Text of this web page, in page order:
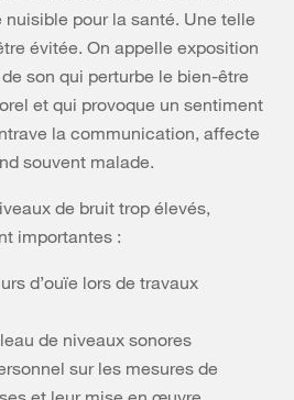
pour la santé. Une telle
évitée. On appelle exposition
son qui perturbe le bien-être
et qui provoque un sentiment
la communication, affecte
souvent malade.
de bruit trop élevés,
importantes :
d’ouïe lors de travaux
de niveaux sonores
sur les mesures de